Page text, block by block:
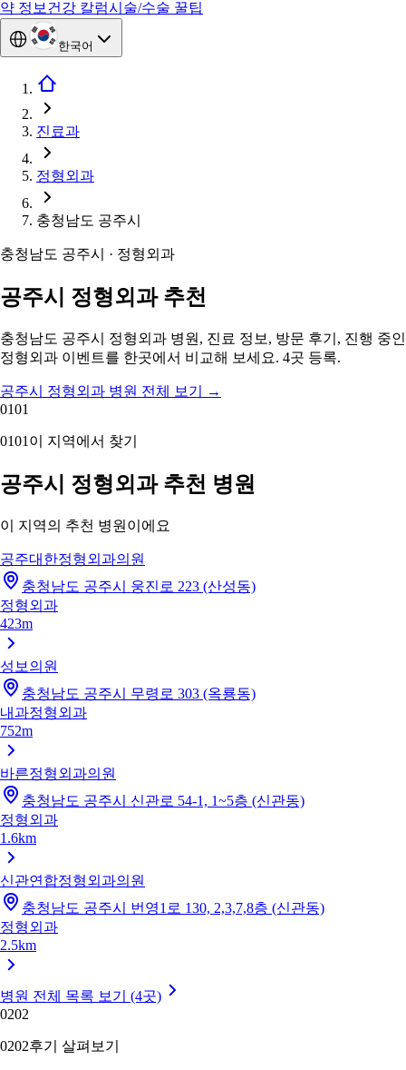
약 정보 건강 칼럼시술/수술 꿀팁
한국어
진료과
정형외과
충청남도 공주시
충청남도 공주시 · 정형외과
공주시 정형외과 추천
충청남도 공주시 정형외과 병원, 진료 정보, 방문 후기, 진행 중인
정형외과 이벤트를 한곳에서 비교해 보세요. 4곳 등록.
공주시 정형외과 병원 전체 보기
→
0101
0101 이 지역에서 찾기
공주시 정형외과 추천 병원
이 지역의 추천 병원이에요
공주대한정형외과의원
충청남도 공주시 웅진로 223 (산성동)
정형외과
423m
성보의원
충청남도 공주시 무령로 303 (옥룡동)
내과정형외과
752m
바른정형외과의원
충청남도 공주시 신관로 54-1, 1~5층 (신관동)
정형외과
1.6km
신관연합정형외과의원
충청남도 공주시 번영1로 130, 2,3,7,8층 (신관동)
정형외과
2.5km
병원 전체 목록 보기 (4곳)
0202
0202후기 살펴보기